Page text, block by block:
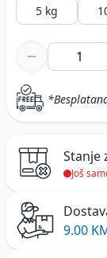
5 kg
Stanje
Još
9.00